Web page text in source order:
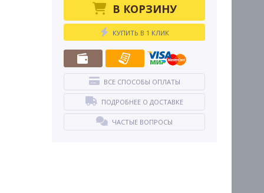
В КОРЗИНУ
КУПИТЬ В 1 КЛИК
ВСЕ СПОСОБЫ ОПЛАТЫ
ПОДРОБНЕЕ О ДОСТАВКЕ
ЧАСТЫЕ ВОПРОСЫ